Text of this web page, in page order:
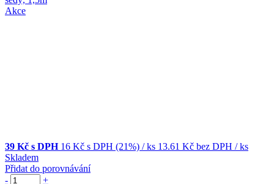
Akce
39 Kč s DPH 16 Kč s DPH (21%) / ks 13.61 Kč bez DPH / ks
Skladem
Přidat do porovnávání
-
+